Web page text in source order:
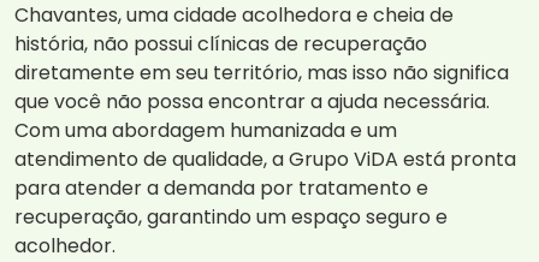
Chavantes, uma cidade acolhedora e cheia de
história, não possui clínicas de recuperação
diretamente em seu território, mas isso não significa
que você não possa encontrar a ajuda necessária.
Com uma abordagem humanizada e um
atendimento de qualidade, a Grupo ViDA está pronta
para atender a demanda por tratamento e
recuperação, garantindo um espaço seguro e
acolhedor.